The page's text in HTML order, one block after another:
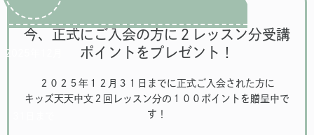
2025年12月
今、正式にご入会の方に２レッスン分受講
ポイントをプレゼント！
２０２５年１２月３１日までに正式ご入会された方に
キッズ天天中文２回レッスン分の１００ポイントを贈呈中で
す！